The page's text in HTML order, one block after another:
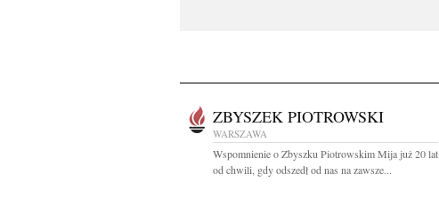
ZBYSZEK PIOTROWSKI
WARSZAWA
Wspomnienie o Zbyszku Piotrowskim Mija już 20 lat
od chwili, gdy odszedł od nas na zawsze...